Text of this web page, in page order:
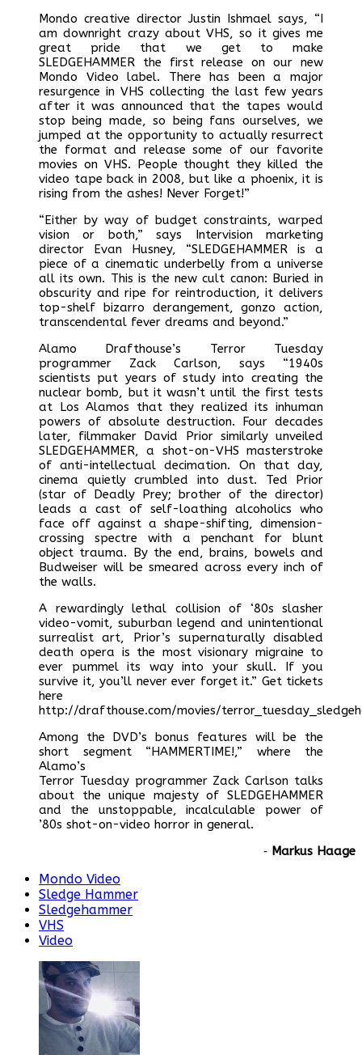
Mondo creative director Justin Ishmael says, “I
am downright crazy about VHS, so it gives me
great pride that we get to make
SLEDGEHAMMER the first release on our new
Mondo Video label. There has been a major
resurgence in VHS collecting the last few years
after it was announced that the tapes would
stop being made, so being fans ourselves, we
jumped at the opportunity to actually resurrect
the format and release some of our favorite
movies on VHS. People thought they killed the
video tape back in 2008, but like a phoenix, it is
rising from the ashes! Never Forget!”
“Either by way of budget constraints, warped
vision or both,” says Intervision marketing
director Evan Husney, “SLEDGEHAMMER is a
piece of a cinematic underbelly from a universe
all its own. This is the new cult canon: Buried in
obscurity and ripe for reintroduction, it delivers
top-shelf bizarro derangement, gonzo action,
transcendental fever dreams and beyond.”
Alamo Drafthouse’s Terror Tuesday
programmer Zack Carlson, says “1940s
scientists put years of study into creating the
nuclear bomb, but it wasn’t until the first tests
at Los Alamos that they realized its inhuman
powers of absolute destruction. Four decades
later, filmmaker David Prior similarly unveiled
SLEDGEHAMMER, a shot-on-VHS masterstroke
of anti-intellectual decimation. On that day,
cinema quietly crumbled into dust. Ted Prior
(star of Deadly Prey; brother of the director)
leads a cast of self-loathing alcoholics who
face off against a shape-shifting, dimension-
crossing spectre with a penchant for blunt
object trauma. By the end, brains, bowels and
Budweiser will be smeared across every inch of
the walls.
A rewardingly lethal collision of ‘80s slasher
video-vomit, suburban legend and unintentional
surrealist art, Prior’s supernaturally disabled
death opera is the most visionary migraine to
ever pummel its way into your skull. If you
survive it, you’ll never ever forget it.” Get tickets
here
http://drafthouse.com/movies/
Among the DVD’s bonus features will be the
short segment “HAMMERTIME!,” where the
Alamo’s
Terror Tuesday programmer Zack Carlson talks
about the unique majesty of SLEDGEHAMMER
and the unstoppable, incalculable power of
’80s shot-on-video horror in general.
‐ Markus Haage
Mondo Video
Sledge Hammer
Sledgehammer
VHS
Video